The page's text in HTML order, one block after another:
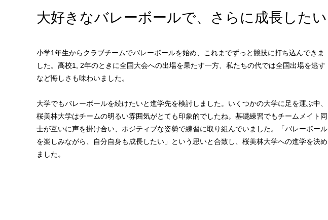
大好きなバレーボールで、さらに成長したい
小学1年生からクラブチームでバレーボールを始め、これまでずっと競技に打ち込んできま
した。高校1, 2年のときに全国大会への出場を果たす一方、私たちの代では全国出場を逃す
など悔しさも味わいました。
大学でもバレーボールを続けたいと進学先を検討しました。いくつかの大学に足を運ぶ中、
桜美林大学はチームの明るい雰囲気がとても印象的でしたね。基礎練習でもチームメイト同
士が互いに声を掛け合い、ポジティブな姿勢で練習に取り組んでいました。「バレーボール
を楽しみながら、自分自身も成長したい」という思いと合致し、桜美林大学への進学を決め
ました。